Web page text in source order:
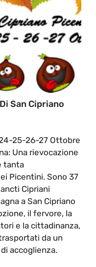
San Cipriano
24-25-26-27 Ottobre
Una rievocazione
tanta
Picentini. Sono 37
Cipriani
a San Cipriano
il fervore, la
e la cittadinanza,
da un
accoglienza.